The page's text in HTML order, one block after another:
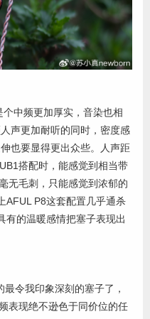
中频更加厚实，音染也相
声更加耐听的同时，密度感
也要显得更出众些。人声距
搭配时，能感觉到相当带
无毛刺，只能感觉到浓郁的
AFUL P8这套配置几乎通杀
有的温暖感情把塞子表现出
令我印象深刻的塞子了，
表现绝不逊色于同价位的任